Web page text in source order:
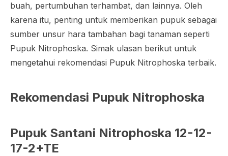
buah, pertumbuhan terhambat, dan lainnya. Oleh
karena itu, penting untuk memberikan pupuk sebagai
sumber unsur hara tambahan bagi tanaman seperti
Pupuk Nitrophoska. Simak ulasan berikut untuk
mengetahui rekomendasi Pupuk Nitrophoska terbaik.
Rekomendasi Pupuk Nitrophoska
Pupuk Santani Nitrophoska 12-12-
17-2+TE